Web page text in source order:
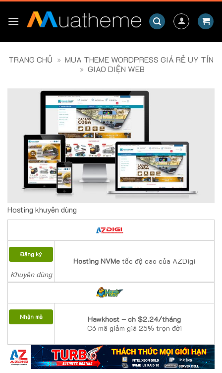
TRANG CHỦ » MUA THEME WORDPRESS GIÁ RẺ UY TÍN
» GIAO DIỆN WEB
Hosting khuyên dùng
Đăng ký
Khuyên dùng
Hosting NVMe tốc độ cao của AZDigi
Nhận mã
Hawkhost – ch $2.24/tháng
Có mã giảm giá 25% trọn đời